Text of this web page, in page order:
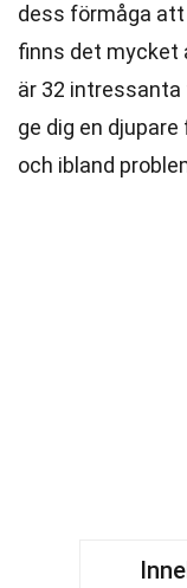
dess förmåga
finns det mycket
är 32
ge dig en
och ibland